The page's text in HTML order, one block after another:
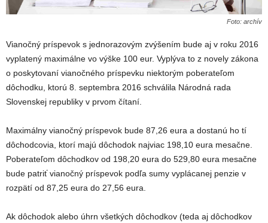
Foto: archív
Vianočný príspevok s jednorazovým zvýšením bude aj v roku 2016
vyplatený maximálne vo výške 100 eur. Vyplýva to z novely zákona
o poskytovaní vianočného príspevku niektorým poberateľom
dôchodku, ktorú 8. septembra 2016 schválila Národná rada
Slovenskej republiky v prvom čítaní.
Maximálny vianočný príspevok bude 87,26 eura a dostanú ho tí
dôchodcovia, ktorí majú dôchodok najviac 198,10 eura mesačne.
Poberateľom dôchodkov od 198,20 eura do 529,80 eura mesačne
bude patriť vianočný príspevok podľa sumy vyplácanej penzie v
rozpätí od 87,25 eura do 27,56 eura.
Ak dôchodok alebo úhrn všetkých dôchodkov (teda aj dôchodkov